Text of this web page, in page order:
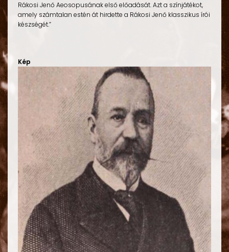
Rákosi Jenő Aeosopusának első előadását. Azt a színjátékot,
amely számtalan estén át hirdette a Rákosi Jenő klasszikus írói
készségét.”
Kép